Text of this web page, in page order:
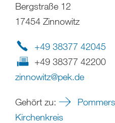
Bergstraße 12
17454 Zinnowitz
+49 38377 42045
+49 38377 42200
zinnowitz@pek.de
Gehört zu:
Kirchenkreis